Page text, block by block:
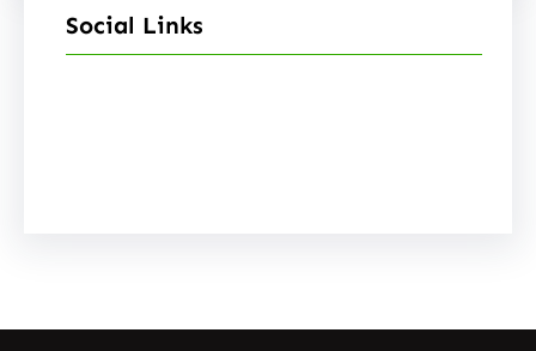
Social Links